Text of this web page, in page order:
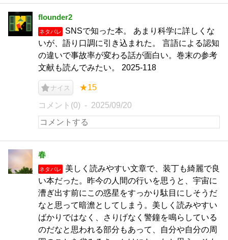
flounder2
ネタバレ
SNSで知った本。 あまり科学に詳しくな
いが、語り口調に引き込まれた。 言語による認知
の違いで事故率が変わる話が面白い。巻末の参考
文献も読んでみたい。 2025-118
ナイス ★15
コメント(0) 2025/09/20
春
ネタバレ
美しく読みやすい文章で、装丁も綺麗で良
い本だった。昨今の人間の行いを思うと、宇宙に
漕ぎ出す前にこの惑星をすっかり駄目にしそうだ
なと思って暗澹としてしまう。美しく読みやすい
ばかりではなく、さりげなく警鐘を鳴らしている
のだなと思われる部分もあって、自分や自分の周